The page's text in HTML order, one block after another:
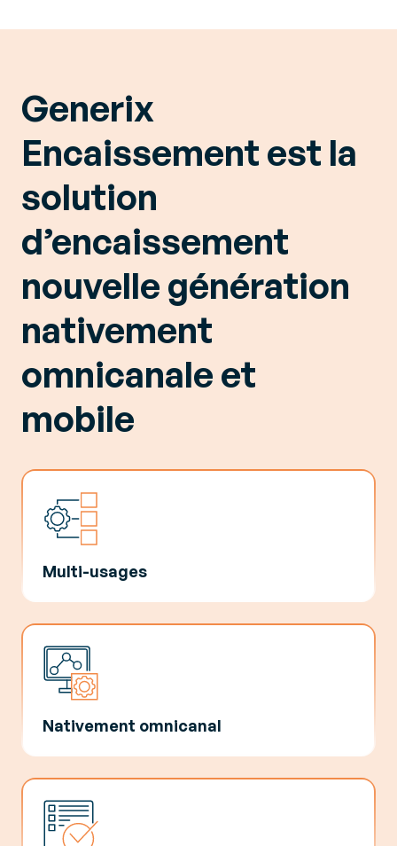
Generix
Encaissement est la
solution
d’encaissement
nouvelle génération
nativement
omnicanale et
mobile
Multi-usages
Nativement omnicanal